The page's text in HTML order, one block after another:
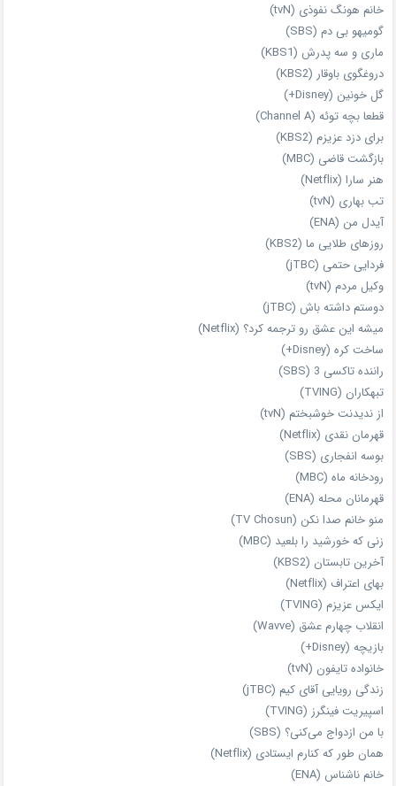
خانم هونگ نفوذی (tvN)
گومیهو بی دم (SBS)
ماری و سه پدرش (KBS1)
دروغگوی باوقار (KBS2)
گل خونین (Disney+)
قطعا بچه توئه (Channel A)
برای دزد عزیزم (KBS2)
بازگشت قاضی (MBC)
هنر سارا (Netflix)
تب بهاری (tvN)
آیدل من (ENA)
روزهای طلایی ما (KBS2)
فردایی حتمی (jTBC)
وکیل مردم (tvN)
دوستم داشته باش (jTBC)
میشه این عشق رو ترجمه کرد؟ (Netflix)
ساخت کره (Disney+)
راننده تاکسی 3 (SBS)
تبهکاران (TVING)
از ندیدنت خوشبختم (tvN)
قهرمان نقدی (Netflix)
بوسه انفجاری (SBS)
رودخانه ماه (MBC)
قهرمانان محله (ENA)
منو خانم صدا نکن (TV Chosun)
زنی که خورشید را بلعید (MBC)
آخرین تابستان (KBS2)
بهای اعتراف (Netflix)
ایکس عزیزم (TVING)
انقلاب چهارم عشق (Wavve)
بازیچه (Disney+)
خانواده تایفون (tvN)
زندگی رویایی آقای کیم (jTBC)
اسپیریت فینگرز (TVING)
با من ازدواج می‌کنی؟ (SBS)
همان‌ طور که کنارم ایستادی (Netflix)
خانم ناشناس (ENA)